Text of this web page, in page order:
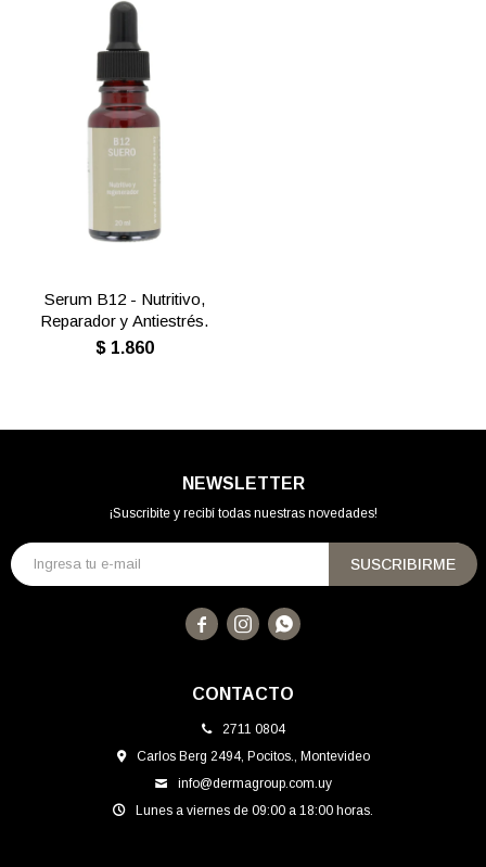
Serum B12 - Nutritivo,
Reparador y Antiestrés.
$ 1.860
CONTACTO
2711 0804
Carlos Berg 2494, Pocitos., Montevideo
info@dermagroup.com.uy
Lunes a viernes de 09:00 a 18:00 horas.
NEWSLETTER
¡Suscribite y recibí todas nuestras novedades!
SUSCRIBIRME
  